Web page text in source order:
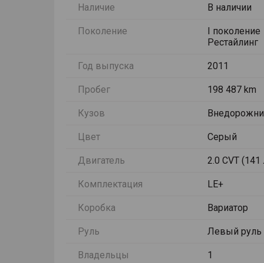
Наличие В наличии
Поколение
I поколение
Рестайлинг
Год выпуска 2011
Пробег 198 487 km
Кузов
Цвет Серый
Двигатель 2.0 CVT (141
Комплектация LE+
Коробка Вариатор
Руль Левый руль
Владельцы 1